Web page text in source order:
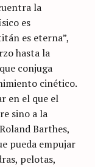
la
es
es eterna”,
hasta la
conjuga
cinético.
en el que el
sino a la
Barthes,
pueda empujar
pelotas,